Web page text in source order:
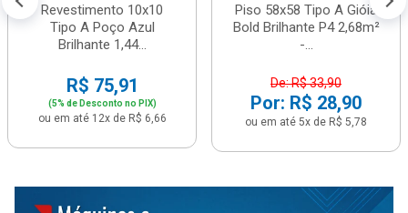
Revestimento 10x10
Tipo A Poço Azul
Brilhante 1,44...
R$ 75,91
(5% de Desconto no PIX)
ou em até 12x de R$ 6,66
Piso 58x58 Tipo A Gióia
Bold Brilhante P4 2,68m²
-...
De: R$ 33,90
Por: R$ 28,90
ou em até 5x de R$ 5,78